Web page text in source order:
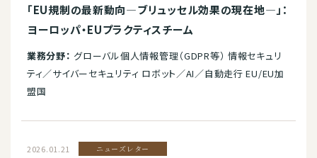
「EU規制の最新動向―ブリュッセル効果の現在地―」：
ヨーロッパ・EUプラクティスチーム
業務分野： グローバル個人情報管理（GDPR等） 情報セキュリ
ティ／サイバーセキュリティ ロボット／AI／自動走行 EU/EU加
盟国
2026.01.21 ニューズレター